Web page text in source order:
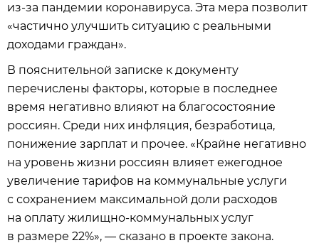
из-за пандемии коронавируса. Эта мера позволит
«частично улучшить ситуацию с реальными
доходами граждан».
В пояснительной записке к документу
перечислены факторы, которые в последнее
время негативно влияют на благосостояние
россиян. Среди них инфляция, безработица,
понижение зарплат и прочее. «Крайне негативно
на уровень жизни россиян влияет ежегодное
увеличение тарифов на коммунальные услуги
с сохранением максимальной доли расходов
на оплату жилищно-коммунальных услуг
в размере 22%», — сказано в проекте закона.